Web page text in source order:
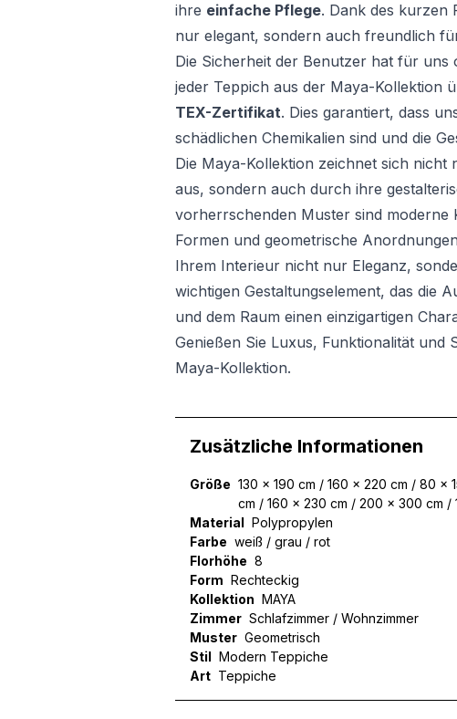
ihre einfache Pflege. Dank des kurzen
nur elegant, sondern auch freundlich
Die Sicherheit der Benutzer hat für
jeder Teppich aus der Maya-Kollektion
TEX-Zertifikat. Dies garantiert, dass
schädlichen Chemikalien sind und die
Die Maya-Kollektion zeichnet sich
aus, sondern auch durch ihre
vorherrschenden Muster sind moderne
Formen und geometrische
Ihrem Interieur nicht nur Eleganz,
wichtigen Gestaltungselement, das die
und dem Raum einen einzigartigen
Genießen Sie Luxus, Funktionalität und
Maya-Kollektion.
Zusätzliche Informationen
Größe 130 x 190 cm / 160 x 220 cm / 80 x
cm / 160 x 230 cm / 200 x 300 cm
Material Polypropylen
Farbe weiß / grau / rot
Florhöhe 8
Form Rechteckig
Kollektion MAYA
Zimmer Schlafzimmer / Wohnzimmer
Muster Geometrisch
Stil Modern Teppiche
Art Teppiche